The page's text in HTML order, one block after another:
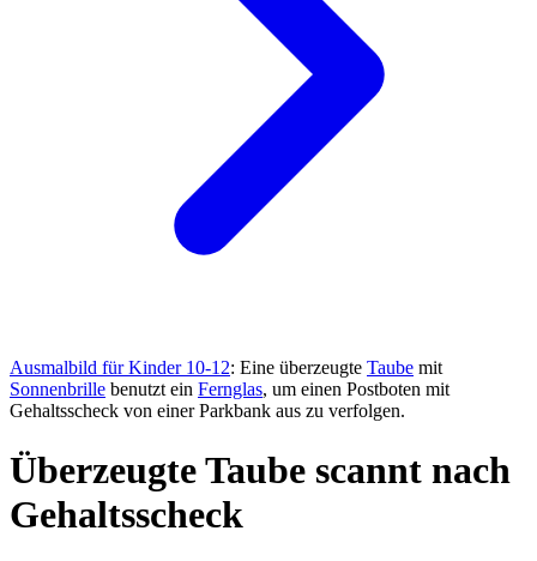
Ausmalbild für Kinder 10-12: Eine überzeugte Taube mit
Sonnenbrille benutzt ein Fernglas, um einen Postboten mit
Gehaltsscheck von einer Parkbank aus zu verfolgen.
Überzeugte Taube scannt nach
Gehaltsscheck